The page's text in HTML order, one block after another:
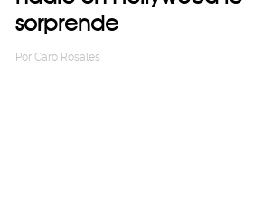
sorprende
Por Caro Rosales